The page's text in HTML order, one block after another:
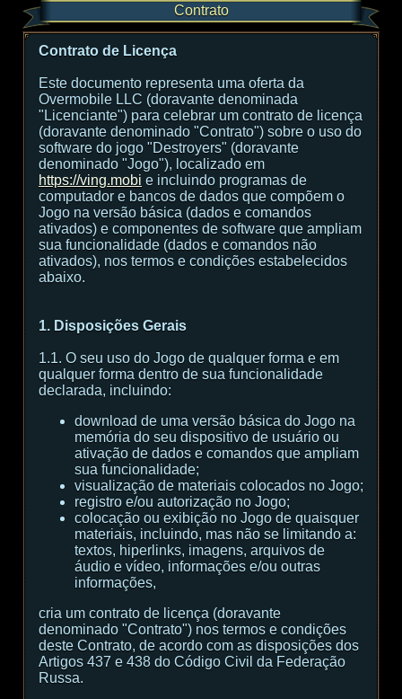
Contrato
Contrato de Licença
Este documento representa uma oferta da
Overmobile LLC (doravante denominada
"Licenciante") para celebrar um contrato de licença
(doravante denominado "Contrato") sobre o uso do
software do jogo "Destroyers" (doravante
denominado "Jogo"), localizado em
https://ving.mobi e incluindo programas de
computador e bancos de dados que compõem o
Jogo na versão básica (dados e comandos
ativados) e componentes de software que ampliam
sua funcionalidade (dados e comandos não
ativados), nos termos e condições estabelecidos
abaixo.
1. Disposições Gerais
1.1. O seu uso do Jogo de qualquer forma e em
qualquer forma dentro de sua funcionalidade
declarada, incluindo:
download de uma versão básica do Jogo na
memória do seu dispositivo de usuário ou
ativação de dados e comandos que ampliam
sua funcionalidade;
visualização de materiais colocados no Jogo;
registro e/ou autorização no Jogo;
colocação ou exibição no Jogo de quaisquer
materiais, incluindo, mas não se limitando a:
textos, hiperlinks, imagens, arquivos de
áudio e vídeo, informações e/ou outras
informações,
cria um contrato de licença (doravante
denominado "Contrato") nos termos e condições
deste Contrato, de acordo com as disposições dos
Artigos 437 e 438 do Código Civil da Federação
Russa.